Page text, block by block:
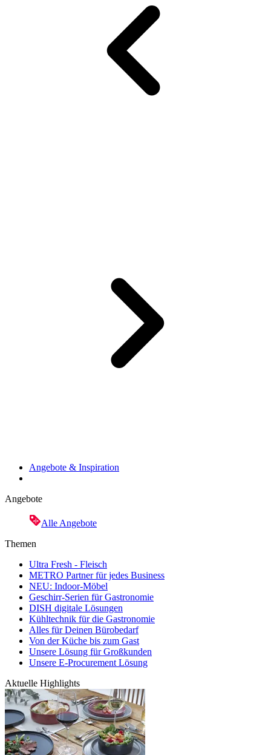
Angebote & Inspiration
Angebote
Alle Angebote
Themen
Ultra Fresh - Fleisch
METRO Partner für jedes Business
NEU: Indoor-Möbel
Geschirr-Serien für Gastronomie
DISH digitale Lösungen
Kühltechnik für die Gastronomie
Alles für Deinen Bürobedarf
Von der Küche bis zum Gast
Unsere Lösung für Großkunden
Unsere E-Procurement Lösung
Aktuelle Highlights